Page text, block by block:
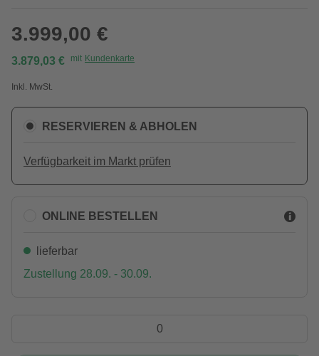
3.999,00 €
3.879,03 € mit Kundenkarte
Inkl. MwSt.
RESERVIEREN & ABHOLEN
Verfügbarkeit im Markt prüfen
ONLINE BESTELLEN
lieferbar
Zustellung 28.09. - 30.09.